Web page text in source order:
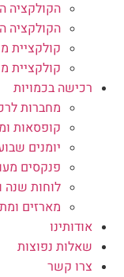
הקולקציה
הקולקציה
קולקציית
קולקציית
רכישה בכמויות
מחברות
קופסאות
יומנים
פנקסים
לוחות שנה
מארזים
אודותינו
שאלות נפוצות
צרו קשר